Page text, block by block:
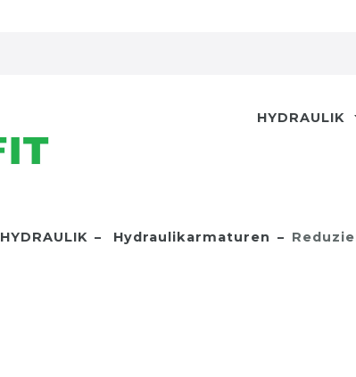
HYDRAULIK
HYDRAULIK Hydraulikarmaturen